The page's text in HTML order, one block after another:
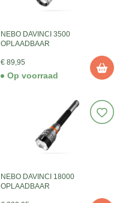
NEBO DAVINCI 3500
OPLAADBAAR
€ 89,95
Op voorraad
NEBO DAVINCI 18000
OPLAADBAAR